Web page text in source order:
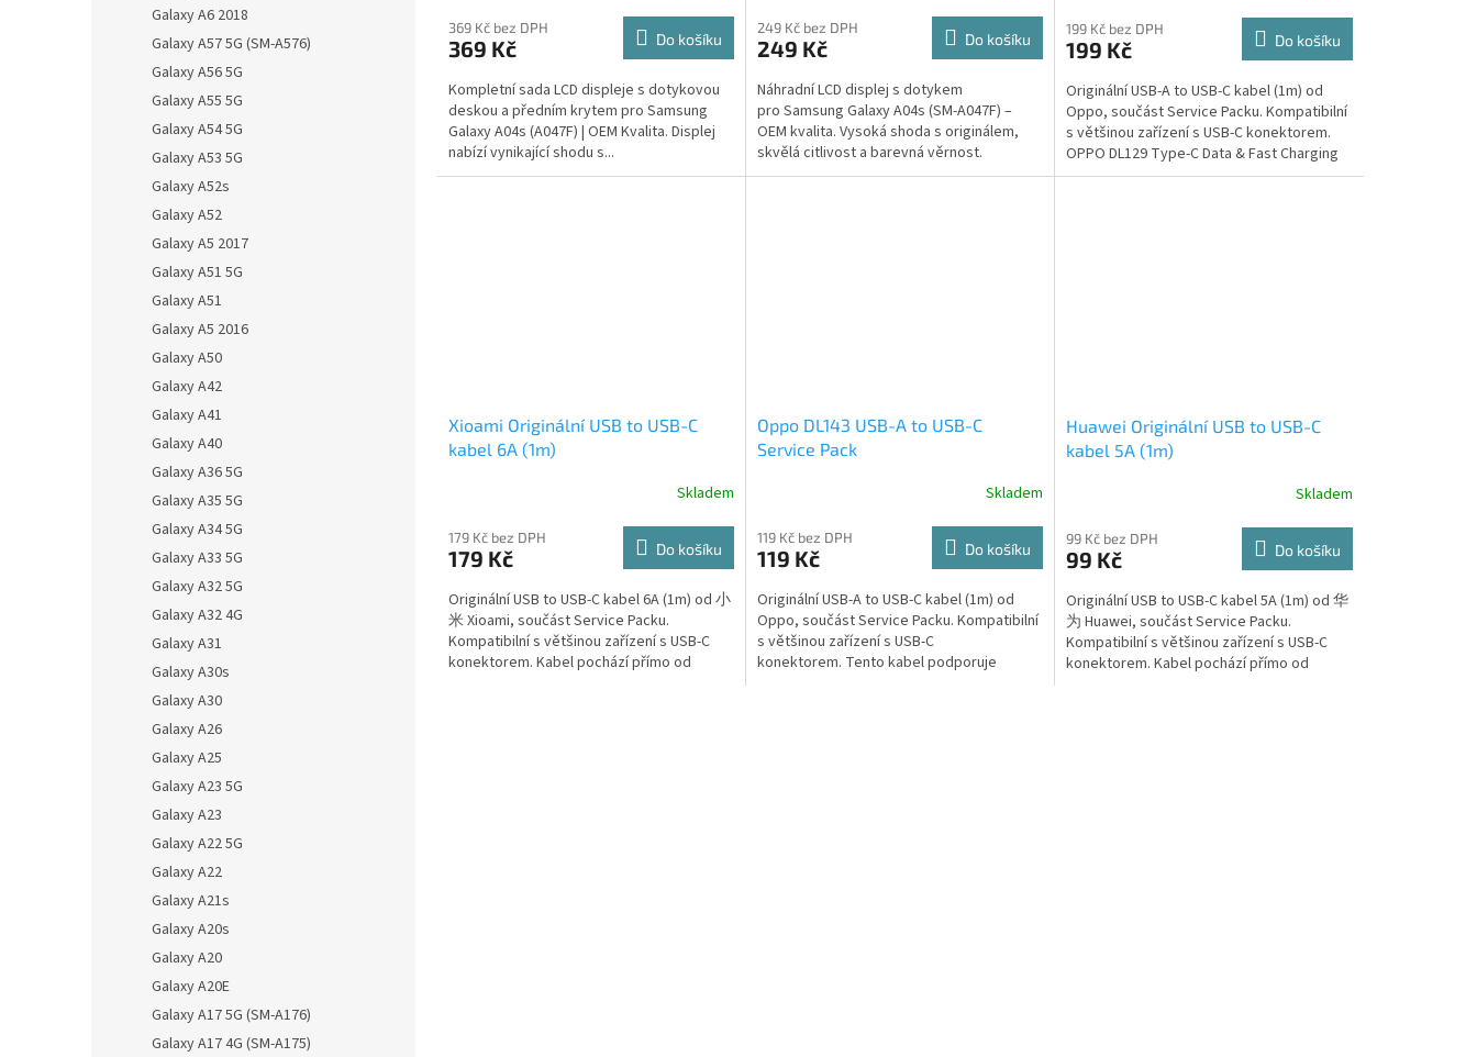
Galaxy A6 2018
Galaxy A57 5G (SM-A576)
Galaxy A56 5G
Galaxy A55 5G
Galaxy A54 5G
Galaxy A53 5G
Galaxy A52s
Galaxy A52
Galaxy A5 2017
Galaxy A51 5G
Galaxy A51
Galaxy A5 2016
Galaxy A50
Galaxy A42
Galaxy A41
Galaxy A40
Galaxy A36 5G
Galaxy A35 5G
Galaxy A34 5G
Galaxy A33 5G
Galaxy A32 5G
Galaxy A32 4G
Galaxy A31
Galaxy A30s
Galaxy A30
Galaxy A26
Galaxy A25
Galaxy A23 5G
Galaxy A23
Galaxy A22 5G
Galaxy A22
Galaxy A21s
Galaxy A20s
Galaxy A20
Galaxy A20E
Galaxy A17 5G (SM-A176)
Galaxy A17 4G (SM-A175)
369 Kč bez DPH
369 Kč Do košíku
Kompletní sada LCD displeje s dotykovou
deskou a předním krytem pro Samsung
Galaxy A04s (A047F) | OEM Kvalita. Displej
nabízí vynikající shodu s...
249 Kč bez DPH
249 Kč Do košíku
Náhradní LCD displej s dotykem
pro Samsung Galaxy A04s (SM-A047F) –
OEM kvalita. Vysoká shoda s originálem,
skvělá citlivost a barevná věrnost.
✅ Vynikající...
199 Kč bez DPH
199 Kč Do košíku
Originální USB-A to USB-C kabel (1m) od
Oppo, součást Service Packu. Kompatibilní
s většinou zařízení s USB-C konektorem.
OPPO DL129 Type-C Data & Fast Charging
Cable je...
Xioami Originální USB to USB-C
kabel 6A (1m)
Skladem
179 Kč bez DPH
179 Kč Do košíku
Originální USB to USB-C kabel 6A (1m) od 小
米 Xioami, součást Service Packu.
Kompatibilní s většinou zařízení s USB-C
konektorem. Kabel pochází přímo od
Oppo DL143 USB-A to USB-C
Service Pack
Skladem
119 Kč bez DPH
119 Kč Do košíku
Originální USB-A to USB-C kabel (1m) od
Oppo, součást Service Packu. Kompatibilní
s většinou zařízení s USB-C
konektorem. Tento kabel podporuje
Huawei Originální USB to USB-C
kabel 5A (1m)
Skladem
99 Kč bez DPH
99 Kč Do košíku
Originální USB to USB-C kabel 5A (1m) od 华
为 Huawei, součást Service Packu.
Kompatibilní s většinou zařízení s USB-C
konektorem. Kabel pochází přímo od